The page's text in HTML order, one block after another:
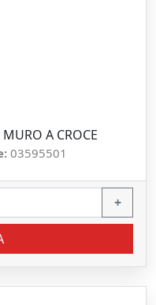
A CROCE
03595501
+